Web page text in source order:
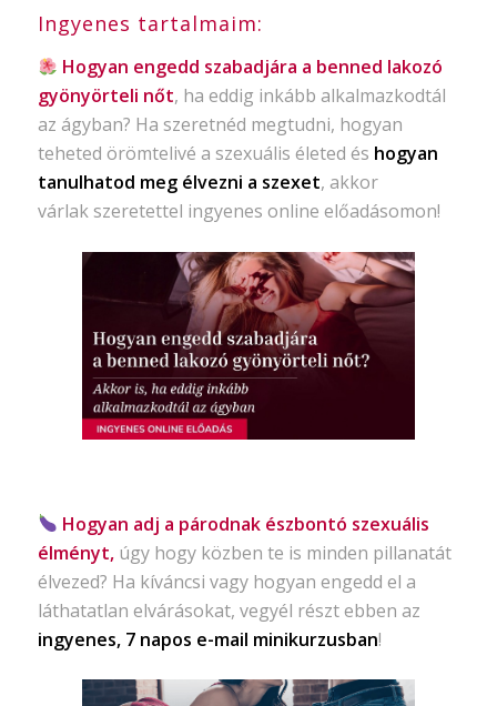
Ingyenes tartalmaim:
Hogyan engedd szabadjára a benned lakozó
gyönyörteli nőt, ha eddig inkább alkalmazkodtál
az ágyban? Ha szeretnéd megtudni, hogyan
teheted örömtelivé a szexuális életed és hogyan
tanulhatod meg élvezni a szexet, akkor
várlak szeretettel ingyenes online előadásomon!
Hogyan adj a párodnak észbontó szexuális
élményt, úgy hogy közben te is minden pillanatát
élvezed? Ha kíváncsi vagy hogyan engedd el a
láthatatlan elvárásokat, vegyél részt ebben az
ingyenes, 7 napos e-mail minikurzusban!